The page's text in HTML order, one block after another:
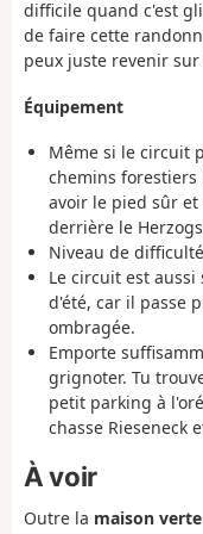
difficile quand c'est
de faire cette
peux juste revenir
Équipement
Même si le circuit
chemins forestiers
avoir le pied sûr
derrière le
Niveau de
Le circuit est
d'été, car il passe
ombragée.
Emporte
grignoter. Tu
petit parking à
chasse Rieseneck
À voir
Outre la maison verte